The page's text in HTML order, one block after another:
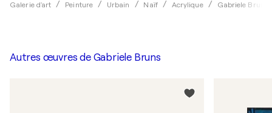
Galerie d'art Peinture Urbain Naïf Acrylique Gabriele Bruns
Autres œuvres de Gabriele Bruns